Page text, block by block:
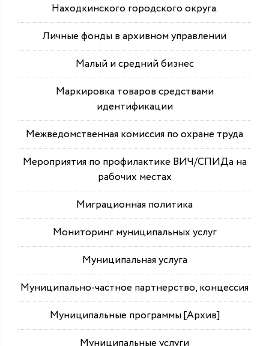
Находкинского городского округа.
Личные фонды в архивном управлении
Малый и средний бизнес
Маркировка товаров средствами
идентификации
Межведомственная комиссия по охране труда
Мероприятия по профилактике ВИЧ/СПИДа на
рабочих местах
Миграционная политика
Мониторинг муниципальных услуг
Муниципальная услуга
Муниципально-частное партнерство, концессия
Муниципальные программы [Архив]